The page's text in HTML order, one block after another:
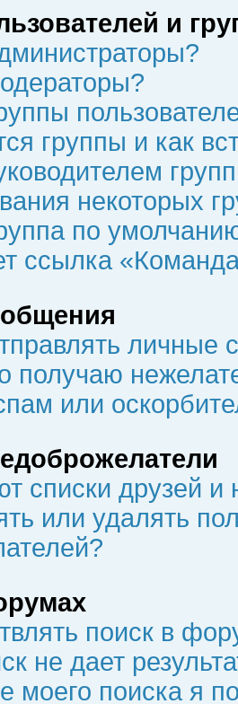
и
группы и как
некоторых
по
ссылка
личные
получаю
или
списки друзей
или удалять
поиск в
не дает
моего поиска я